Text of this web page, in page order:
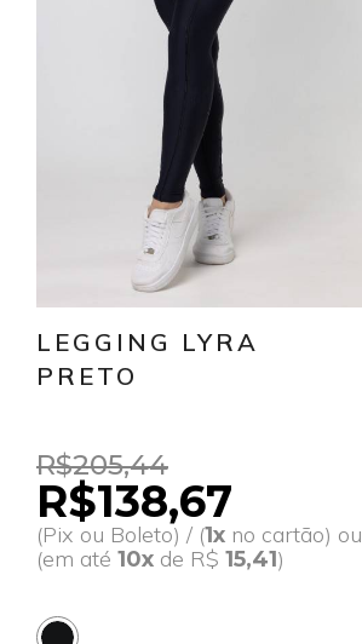
LEGGING LYRA
PRETO
R$205,44
R$138,67
(Pix ou Boleto) / (1x no cartão) ou
(em até 10x de R$ 15,41)